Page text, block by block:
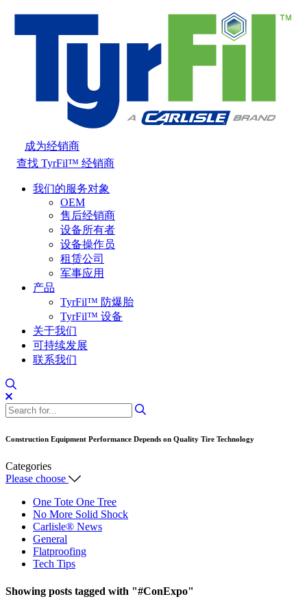
成为经销商
查找 TyrFil™ 经销商
我们的服务对象
OEM
售后经销商
设备所有者
设备操作员
租赁公司
军事应用
产品
TyrFil™ 防爆胎
TyrFil™ 设备
关于我们
可持续发展
联系我们
Construction Equipment Performance Depends on Quality Tire Technology
Categories
Please choose
One Tote One Tree
No More Solid Shock
Carlisle® News
General
Flatproofing
Tech Tips
Showing posts tagged with "#ConExpo"